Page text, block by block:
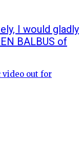
I would gladly
BALBUS of